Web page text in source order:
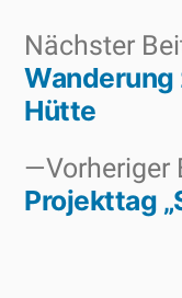
Vorheriger
Projekttag
Nächster
Hütte